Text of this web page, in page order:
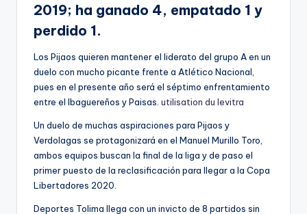
2019; ha ganado 4, empatado 1 y
perdido 1.
Los Pijaos quieren mantener el liderato del grupo A en un
duelo con mucho picante frente a Atlético Nacional,
pues en el presente año será el séptimo enfrentamiento
entre el Ibaguereños y Paisas. utilisation du levitra
Un duelo de muchas aspiraciones para Pijaos y
Verdolagas se protagonizará en el Manuel Murillo Toro,
ambos equipos buscan la final de la liga y de paso el
primer puesto de la reclasificación para llegar a la Copa
Libertadores 2020.
Deportes Tolima llega con un invicto de 8 partidos sin